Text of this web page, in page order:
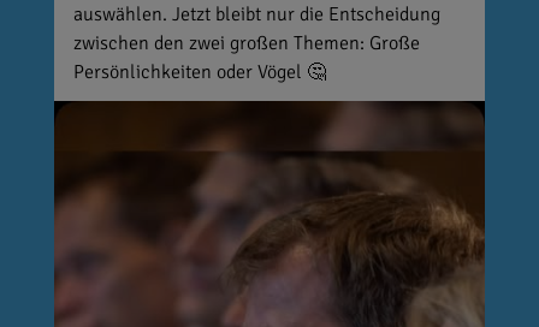
auswählen. Jetzt bleibt nur die Entscheidung
zwischen den zwei großen Themen: Große
Persönlichkeiten oder Vögel 🤔